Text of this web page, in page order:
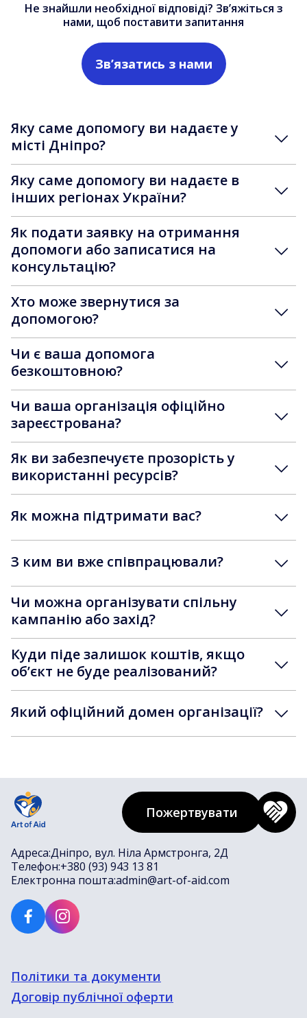
Не знайшли необхідної відповіді? Зв’яжіться з
нами, щоб поставити запитання
Зв’язатись з нами
Яку саме допомогу ви надаєте у
місті Дніпро?
Яку саме допомогу ви надаєте в
інших регіонах України?
Як подати заявку на отримання
допомоги або записатися на
консультацію?
Хто може звернутися за
допомогою?
Чи є ваша допомога
безкоштовною?
Чи ваша організація офіційно
зареєстрована?
Як ви забезпечуєте прозорість у
використанні ресурсів?
Як можна підтримати вас?
З ким ви вже співпрацювали?
Чи можна організувати спільну
кампанію або захід?
Куди піде залишок коштів, якщо
обʼєкт не буде реалізований?
Який офіційний домен організації?
Адреса:Дніпро, вул. Ніла Армстронга, 2Д
Телефон:+380 (93) 943 13 81
Електронна пошта:admin@art-of-aid.com
Пожертвувати
Політики та документи
Договір публічної оферти